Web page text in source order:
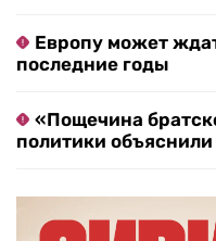
Европу может
последние годы
«Пощечина
политики